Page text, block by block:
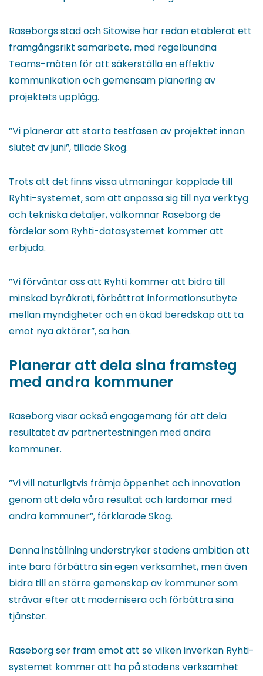
Raseborgs stad och Sitowise har redan etablerat ett
framgångsrikt samarbete, med regelbundna
Teams-möten för att säkerställa en effektiv
kommunikation och gemensam planering av
projektets upplägg.
”Vi planerar att starta testfasen av projektet innan
slutet av juni”, tillade Skog.
Trots att det finns vissa utmaningar kopplade till
Ryhti-systemet, som att anpassa sig till nya verktyg
och tekniska detaljer, välkomnar Raseborg de
fördelar som Ryhti-datasystemet kommer att
erbjuda.
”Vi förväntar oss att Ryhti kommer att bidra till
minskad byråkrati, förbättrat informationsutbyte
mellan myndigheter och en ökad beredskap att ta
emot nya aktörer”, sa han.
Planerar att dela sina framsteg
med andra kommuner
Raseborg visar också engagemang för att dela
resultatet av partnertestningen med andra
kommuner.
”Vi vill naturligtvis främja öppenhet och innovation
genom att dela våra resultat och lärdomar med
andra kommuner”, förklarade Skog.
Denna inställning understryker stadens ambition att
inte bara förbättra sin egen verksamhet, men även
bidra till en större gemenskap av kommuner som
strävar efter att modernisera och förbättra sina
tjänster.
Raseborg ser fram emot att se vilken inverkan Ryhti-
systemet kommer att ha på stadens verksamhet